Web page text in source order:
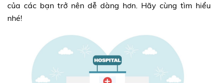
của các bạn trở nên dễ dàng hơn. Hãy cùng tìm hiểu
nhé!